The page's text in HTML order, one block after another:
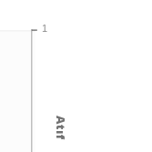
1
Atıf